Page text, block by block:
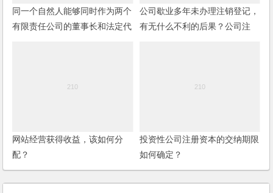
同一个自然人能够同时作为两个
有限责任公司的董事长和法定代
公司歇业多年未办理注销登记，
有无什么不利的后果？公司注
网站经营获得收益，该如何分
配？
投资性公司注册资本的交纳期限
如何确定？